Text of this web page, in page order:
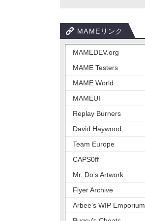
MAMEリンク
MAMEDEV.org
MAME Testers
MAME World
MAMEUI
Replay Burners
David Haywood
Team Europe
CAPS0ff
Mr. Do's Artwork
Flyer Archive
Arbee's WIP Emporium